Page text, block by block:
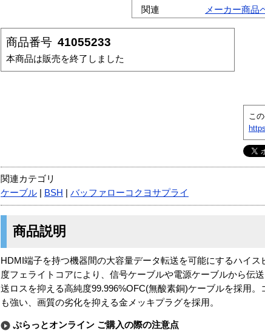
関連
メーカー商品
商品番号 41055233
本商品は販売を終了しました
こ
関連カテゴリ
ケーブル
BSH バッファローコクヨサプライ
商品説明
HDMI端子を持つ機器間の大容量データ転送を可能にするハイ
度フェライトコアにより、信号ケーブルや電源ケーブルから伝
送ロスを抑える高純度99.996%OFC(無酸素銅)ケーブルを採用
も強い、画質の劣化を抑える金メッキプラグを採用。
ぷらっとオンライン ご購入の際の注意点